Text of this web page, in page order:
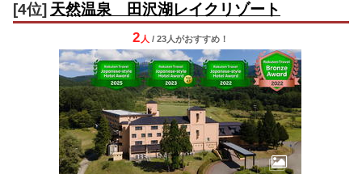
[4位] 天然温泉 田沢湖レイクリゾート
2 人 / 23人がおすすめ！